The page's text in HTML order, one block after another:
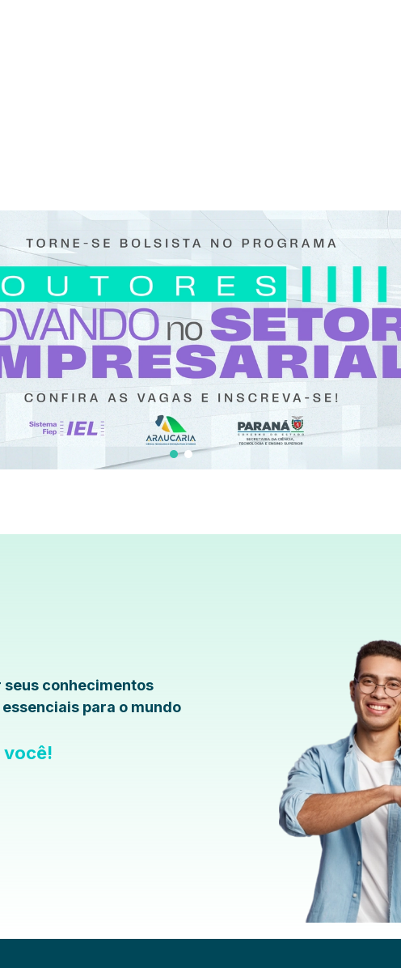
conhecimentos
para o mundo
você!